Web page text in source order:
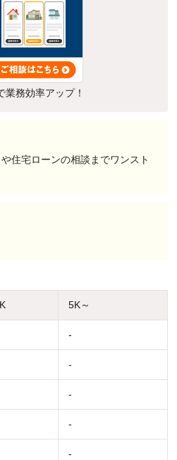
務効率アップ！
住宅ローンの相談までワンスト
5K～
-
-
-
-
-